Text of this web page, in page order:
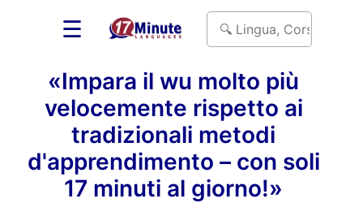
☰
«Impara il wu molto più
velocemente rispetto ai
tradizionali metodi
d'apprendimento – con soli
17 minuti al giorno!»